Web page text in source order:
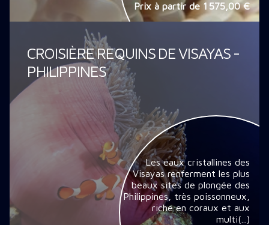
Prix à partir de 1 575,00 €
CROISIÈRE REQUINS DE VISAYAS -
PHILIPPINES
Les eaux cristallines des
Visayas renferment les plus
beaux sites de plongée des
Philippines, très poissonneux,
riche en coraux et aux
multi(...)